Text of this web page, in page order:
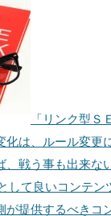
「リンク型
化は、ルール変更
、戦う事も出来ない